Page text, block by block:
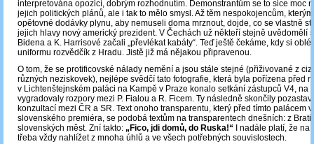
interpretována opozicí, dobrým rozhodnutím. Demonstrantům se to sice moc
jejich politických plánů, ale i tak to mělo smysl. Až těm nespokojencům,
opětovné dodávky plynu, aby nemuseli doma mrznout, dojde, co se vlastně
jejich hlavy nový americký prezident. V Čechách už někteří stejně uvědomělí
Bidena a K. Harrisové začali „převlékat kabáty“. Teď ještě čekáme, kdy si
uniformu rozvědčík z Hradu. Jistě již má nějakou připravenou.
O tom, že se protificovské nálady nemění a jsou stále stejné (přiživované z
různých neziskovek), nejlépe svědčí tato fotografie, která byla pořízena před
v Lichtenštejnském paláci na Kampě v Praze konalo setkání zástupců V4, na
vygradovaly rozpory mezi P. Fialou a R. Ficem. Ty následně skončily
konzultací mezi ČR a SR. Text onoho transparentu, který před tímto palácem
slovenského premiéra, se podobá textům na transparentech dnešních: z
slovenských měst. Zní takto: „Fico, jdi domů, do Ruska!“ I nadále platí, že na
třeba vždy nahlížet z mnoha úhlů a ve všech potřebných souvislostech.